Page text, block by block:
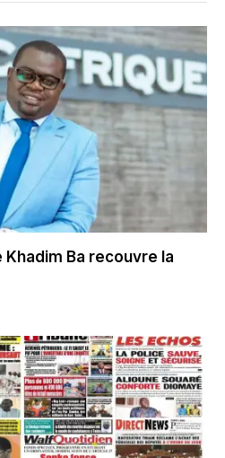
Khadim Ba recouvre la